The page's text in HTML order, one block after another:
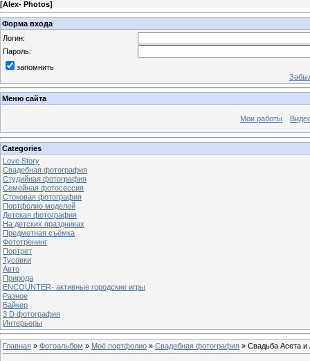
[Alex- Photos]
Форма входа
Логин:
Пароль:
запомнить
Меню сайта
Мои работы
Categories
Love Story
Свадебная фотография
Студийная фотография
Семейная фотосессия
Стоковая фотография
Портфолио моделей
Детская фотография
На детских праздниках
Предметная съёмка
Фототренинг
Портрет
Тусовки
Авто
Природа
ENCOUNTER- активные городские игры
Разное
Байкер
3 D фотография
Интерьеры
Главная » Фотоальбом » Моё портфолио » Свадебная фотография » Свадьба Асета и